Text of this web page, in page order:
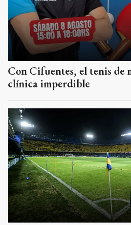
Con Cifuentes, el tenis de
clínica imperdible